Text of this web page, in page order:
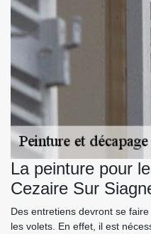
La peinture pour
Cezaire Sur
Des entretiens devront se
les volets. En effet, il est